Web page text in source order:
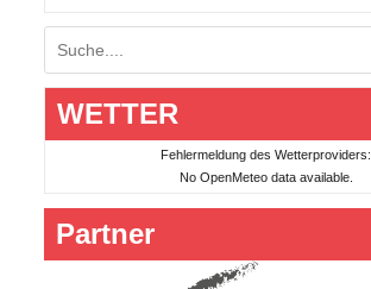
Suchen
WETTER
Fehlermeldung des Wetterproviders:
No OpenMeteo data available.
Partner